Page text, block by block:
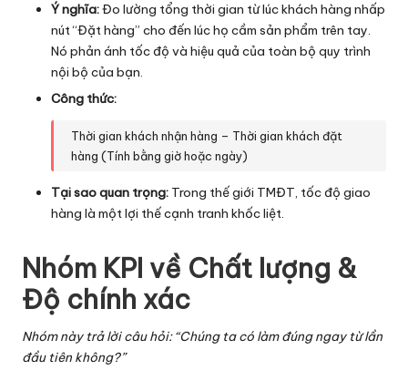
Ý nghĩa:Đo lường tổng thời gian từ lúc khách hàng nhấp
nút “Đặt hàng” cho đến lúc họ cầm sản phẩm trên tay.
Nó phản ánh tốc độ và hiệu quả của toàn bộ quy trình
nội bộ của bạn.
Công thức:
Thời gian khách nhận hàng – Thời gian khách đặt
hàng (Tính bằng giờ hoặc ngày)
Tại sao quan trọng: Trong thế giới TMĐT, tốc độ giao
hàng là một lợi thế cạnh tranh khốc liệt.
Nhóm KPI về Chất lượng &
Độ chính xác
Nhóm này trả lời câu hỏi: “Chúng ta có làm đúng ngay từ lần
đầu tiên không?”